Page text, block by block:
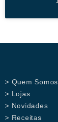
> Quem Somos
> Lojas
> Novidades
> Receitas